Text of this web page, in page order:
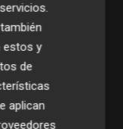
también
estos y
de
aplican